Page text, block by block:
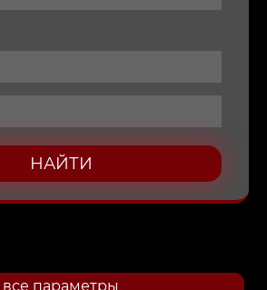
НАЙТИ
все параметры